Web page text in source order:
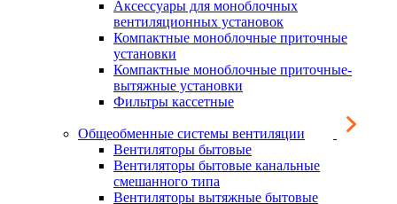
Аксессуары для моноблочных
вентиляционных установок
Компактные моноблочные приточные
установки
Компактные моноблочные приточные-
вытяжные установки
Фильтры кассетные
Общеобменные системы вентиляции
Вентиляторы бытовые
Вентиляторы бытовые канальные
смешанного типа
Вентиляторы вытяжные бытовые